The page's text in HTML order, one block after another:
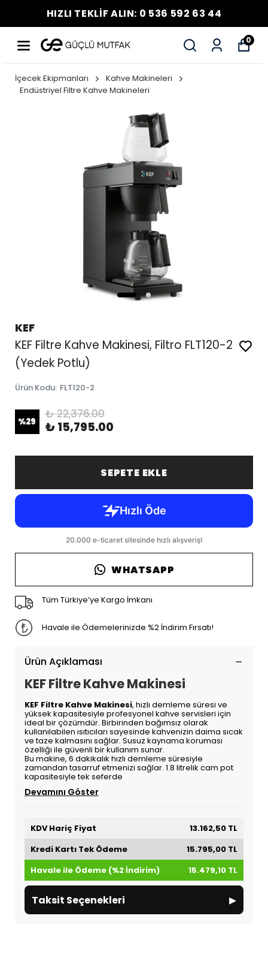
HIZLI TEKLİF ALIN: 0 536 592 63 44
0
İçecek Ekipmanları
Kahve Makineleri
Endüstriyel Filtre Kahve Makineleri
KEF
KEF Filtre Kahve Makinesi, Filtro FLT120-2
(Yedek Potlu)
Ürün Kodu: FLT120-2
%29
₺ 22,376.00
₺ 15,795.00
SEPETE EKLE
WHATSAPP
Tüm Türkiye’ye Kargo İmkanı
Havale ile Ödemelerinizde %2 İndirim Fırsatı!
Ürün Açıklaması
KEF Filtre Kahve Makinesi
KEF Filtre Kahve Makinesi, hızlı demleme süresi ve
yüksek kapasitesiyle profesyonel kahve servisleri için
ideal bir çözümdür. Birbirinden bağımsız olarak
kullanılabilen ısıtıcıları sayesinde kahvenizin daima sıcak
ve taze kalmasını sağlar. Susuz kaynama koruması
özelliği ile güvenli bir kullanım sunar.
Bu makine, 6 dakikalık hızlı demleme süresiyle
zamandan tasarruf etmenizi sağlar. 1.8 litrelik cam pot
kapasitesiyle tek seferde
Devamını Göster
KDV Hariç Fiyat
13.162,50 TL
Kredi Kartı Tek Ödeme
15.795,00 TL
Havale ile Ödeme (%2 İndirim)
15.479,10 TL
Taksit Seçenekleri ▸